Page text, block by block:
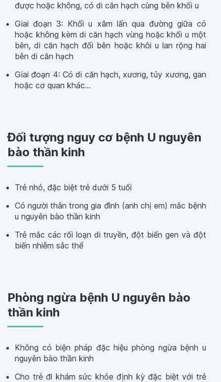
được hoặc không, có di căn hạch cùng bên khối u
Giai đoạn 3: Khối u xâm lấn qua đường giữa có
hoặc không kèm di căn hạch vùng hoặc khối u một
bên, di căn hạch đối bên hoặc khôi u lan rộng hai
bên di căn hạch
Giai đoạn 4: Có di căn hạch, xương, tủy xương, gan
hoặc cơ quan khác…
Đối tượng nguy cơ bệnh U nguyên
bào thần kinh
Trẻ nhỏ, đặc biệt trẻ dưới 5 tuổi
Có người thân trong gia đình (anh chị em) mắc bệnh
u nguyên bào thần kinh
Trẻ mắc các rối loạn di truyền, đột biến gen và đột
biến nhiễm sắc thể
Phòng ngừa bệnh U nguyên bào
thần kinh
Không có biện pháp đặc hiệu phòng ngừa bệnh u
nguyên bào thần kinh
Cho trẻ đi khám sức khỏe định kỳ đặc biệt với trẻ